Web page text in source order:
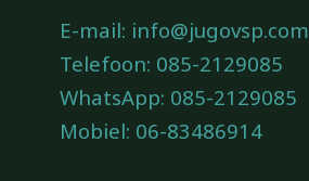
E-mail: info@jugovsp.com
Telefoon: 085-2129085
WhatsApp: 085-2129085
Mobiel: 06-83486914